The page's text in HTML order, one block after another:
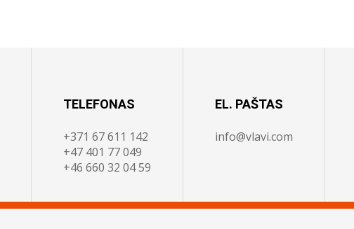
TELEFONAS
+371 67 611 142
+47 401 77 049
+46 660 32 04 59
EL. PAŠTAS
info@vlavi.com